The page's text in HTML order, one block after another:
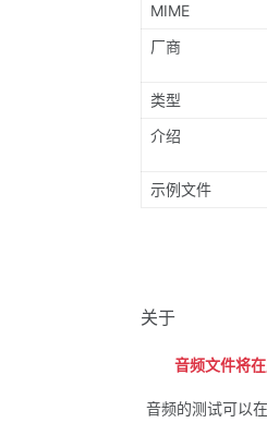
MIME
厂商
类型
介绍
示例文件
关于
音频文件将
音频的测试可以在